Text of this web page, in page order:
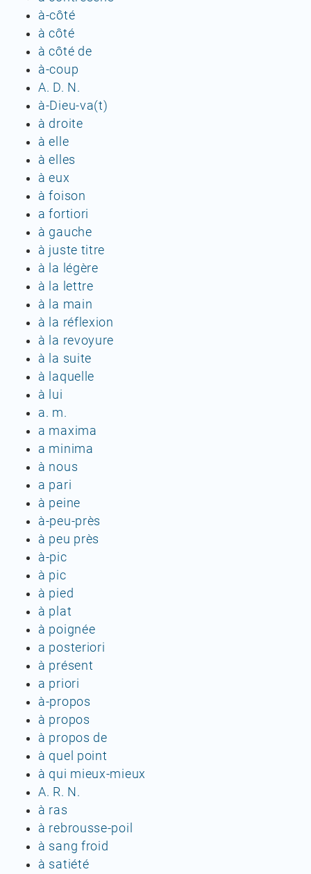
à-côté
à côté
à côté de
à-coup
A. D. N.
à-Dieu-va(t)
à droite
à elle
à elles
à eux
à foison
a fortiori
à gauche
à juste titre
à la légère
à la lettre
à la main
à la réflexion
à la revoyure
à la suite
à laquelle
à lui
a. m.
a maxima
a minima
à nous
a pari
à peine
à-peu-près
à peu près
à-pic
à pic
à pied
à plat
à poignée
a posteriori
à présent
a priori
à-propos
à propos
à propos de
à quel point
à qui mieux-mieux
A. R. N.
à ras
à rebrousse-poil
à sang froid
à satiété